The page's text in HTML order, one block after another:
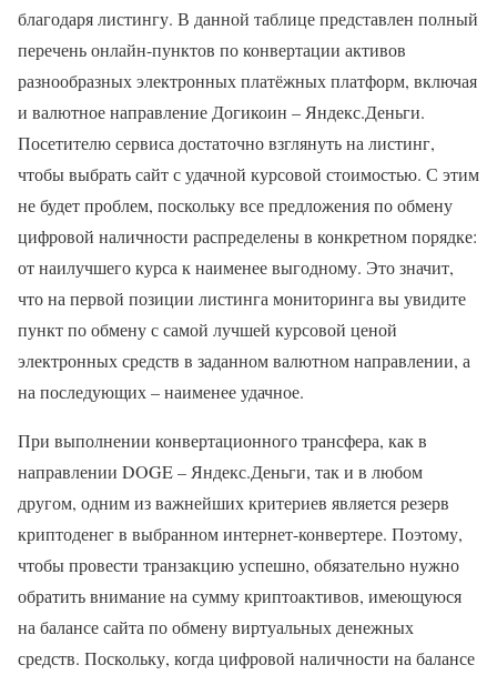
благодаря листингу. В данной таблице представлен полный
перечень онлайн-пунктов по конвертации активов
разнообразных электронных платёжных платформ, включая
и валютное направление Догикоин – Яндекс.Деньги.
Посетителю сервиса достаточно взглянуть на листинг,
чтобы выбрать сайт с удачной курсовой стоимостью. С этим
не будет проблем, поскольку все предложения по обмену
цифровой наличности распределены в конкретном порядке:
от наилучшего курса к наименее выгодному. Это значит,
что на первой позиции листинга мониторинга вы увидите
пункт по обмену с самой лучшей курсовой ценой
электронных средств в заданном валютном направлении, а
на последующих – наименее удачное.
При выполнении конвертационного трансфера, как в
направлении DOGE – Яндекс.Деньги, так и в любом
другом, одним из важнейших критериев является резерв
криптоденег в выбранном интернет-конвертере. Поэтому,
чтобы провести транзакцию успешно, обязательно нужно
обратить внимание на сумму криптоактивов, имеющуюся
на балансе сайта по обмену виртуальных денежных
средств. Поскольку, когда цифровой наличности на балансе